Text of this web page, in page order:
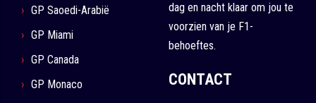
GP Saoedi-Arabië
GP Miami
GP Canada
GP Monaco
dag en nacht klaar om jou te
voorzien van je F1-
behoeftes.
CONTACT